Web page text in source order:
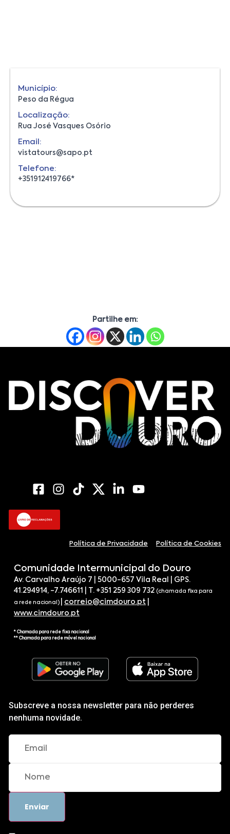
Município:
Peso da Régua
Localização:
Rua José Vasques Osório
Email:
vistatours@sapo.pt
Telefone:
+351912419766*
Partilhe em:
Política de Privacidade Política de Cookies
Comunidade Intermunicipal do Douro
Av. Carvalho Araújo 7 | 5000-657 Vila Real | GPS.
41.294914, -7.746611 | T. +351 259 309 732 (chamada fixa para
a rede nacional) correio@cimdouro.pt
www.cimdouro.pt
* Chamada para rede fixa nacional
** Chamada para rede móvel nacional
Subscreve a nossa newsletter para não perderes
nenhuma novidade.